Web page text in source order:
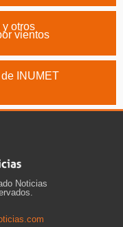
otros
vientos
INUMET
Noticias